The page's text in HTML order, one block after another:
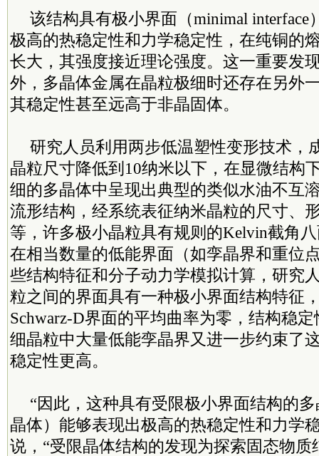
该结构具有极小界面（minimal interface
极高的热稳定性和力学稳定性，在纯铜的
长大，其强度接近理论强度。这一重要发
外，多晶体金属在晶粒极细时还存在另外
其稳定性甚至远高于非晶固体。
研究人员利用两步低温塑性变形技术，
晶粒尺寸降低到10纳米以下，在显微结构
细的多晶体中呈现出典型的类似水油不互
流形结构，经系统表征纳米晶粒的尺寸、
等，许多极小晶粒具有规则的Kelvin截角
在相当数量的低能界面（如孪晶界和重位
些结构特征和分子动力学模拟计算，研究
粒之间的界面具有一种极小界面结构特征
Schwarz-D界面的平均曲率为零，结构稳
细晶粒中大量低能孪晶界又进一步约束了
稳定性更高。
“因此，这种具有受限极小界面结构的
晶体）能够表现出极高的热稳定性和力学
说，“受限晶体结构的发现为探索固态物